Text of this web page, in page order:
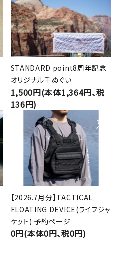
STANDARD point8周年記念
オリジナル手ぬぐい
1,500円(本体1,364円、税
136円)
【2026.7月分】TACTICAL
FLOATING DEVICE(ライフジャ
ケット) 予約ページ
0円(本体0円、税0円)